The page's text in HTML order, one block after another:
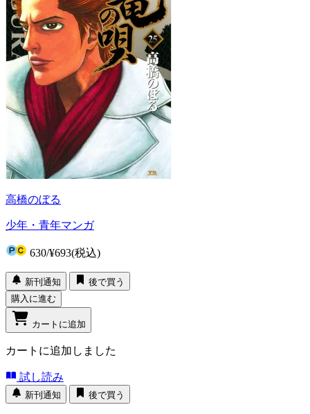
高橋のぼる
少年・青年マンガ
630/¥693(税込)
新刊通知
後で買う
購入に進む
カートに追加
カートに追加しました
試し読み
新刊通知 後で買う